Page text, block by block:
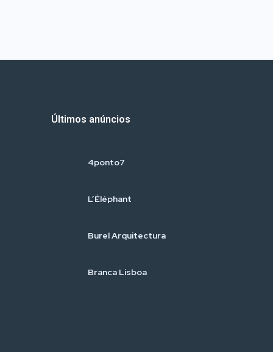
Últimos anúncios
4ponto7
L’Éléphant
Burel Arquitectura
Branca Lisboa